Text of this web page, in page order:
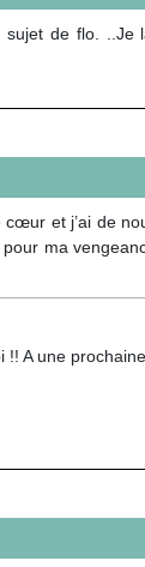
de flo.
et j’ai de
ma
!! A une